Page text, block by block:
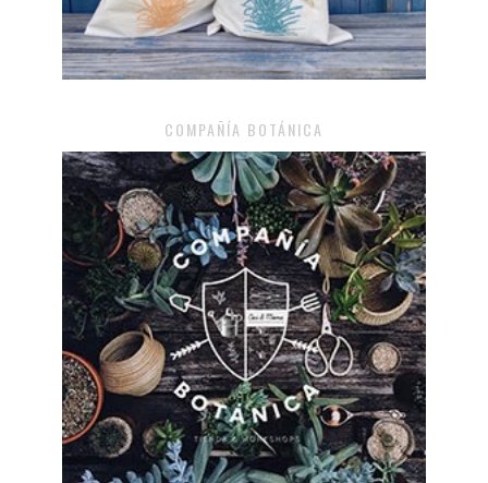
COMPAÑÍA BOTÁNICA